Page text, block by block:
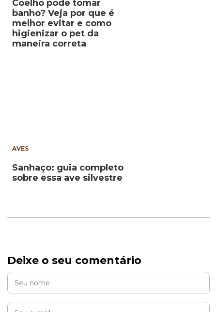
Coelho pode tomar
banho? Veja por que é
melhor evitar e como
higienizar o pet da
maneira correta
AVES
Sanhaço: guia completo
sobre essa ave silvestre
Deixe o seu comentário